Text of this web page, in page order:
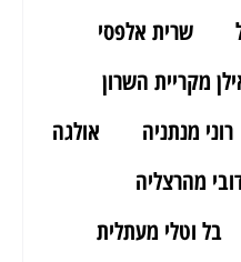
שרית אלפסי
מקריית השרון
רוני מנתניה
אולגה
מהרצליה
בל וטלי מעתלית